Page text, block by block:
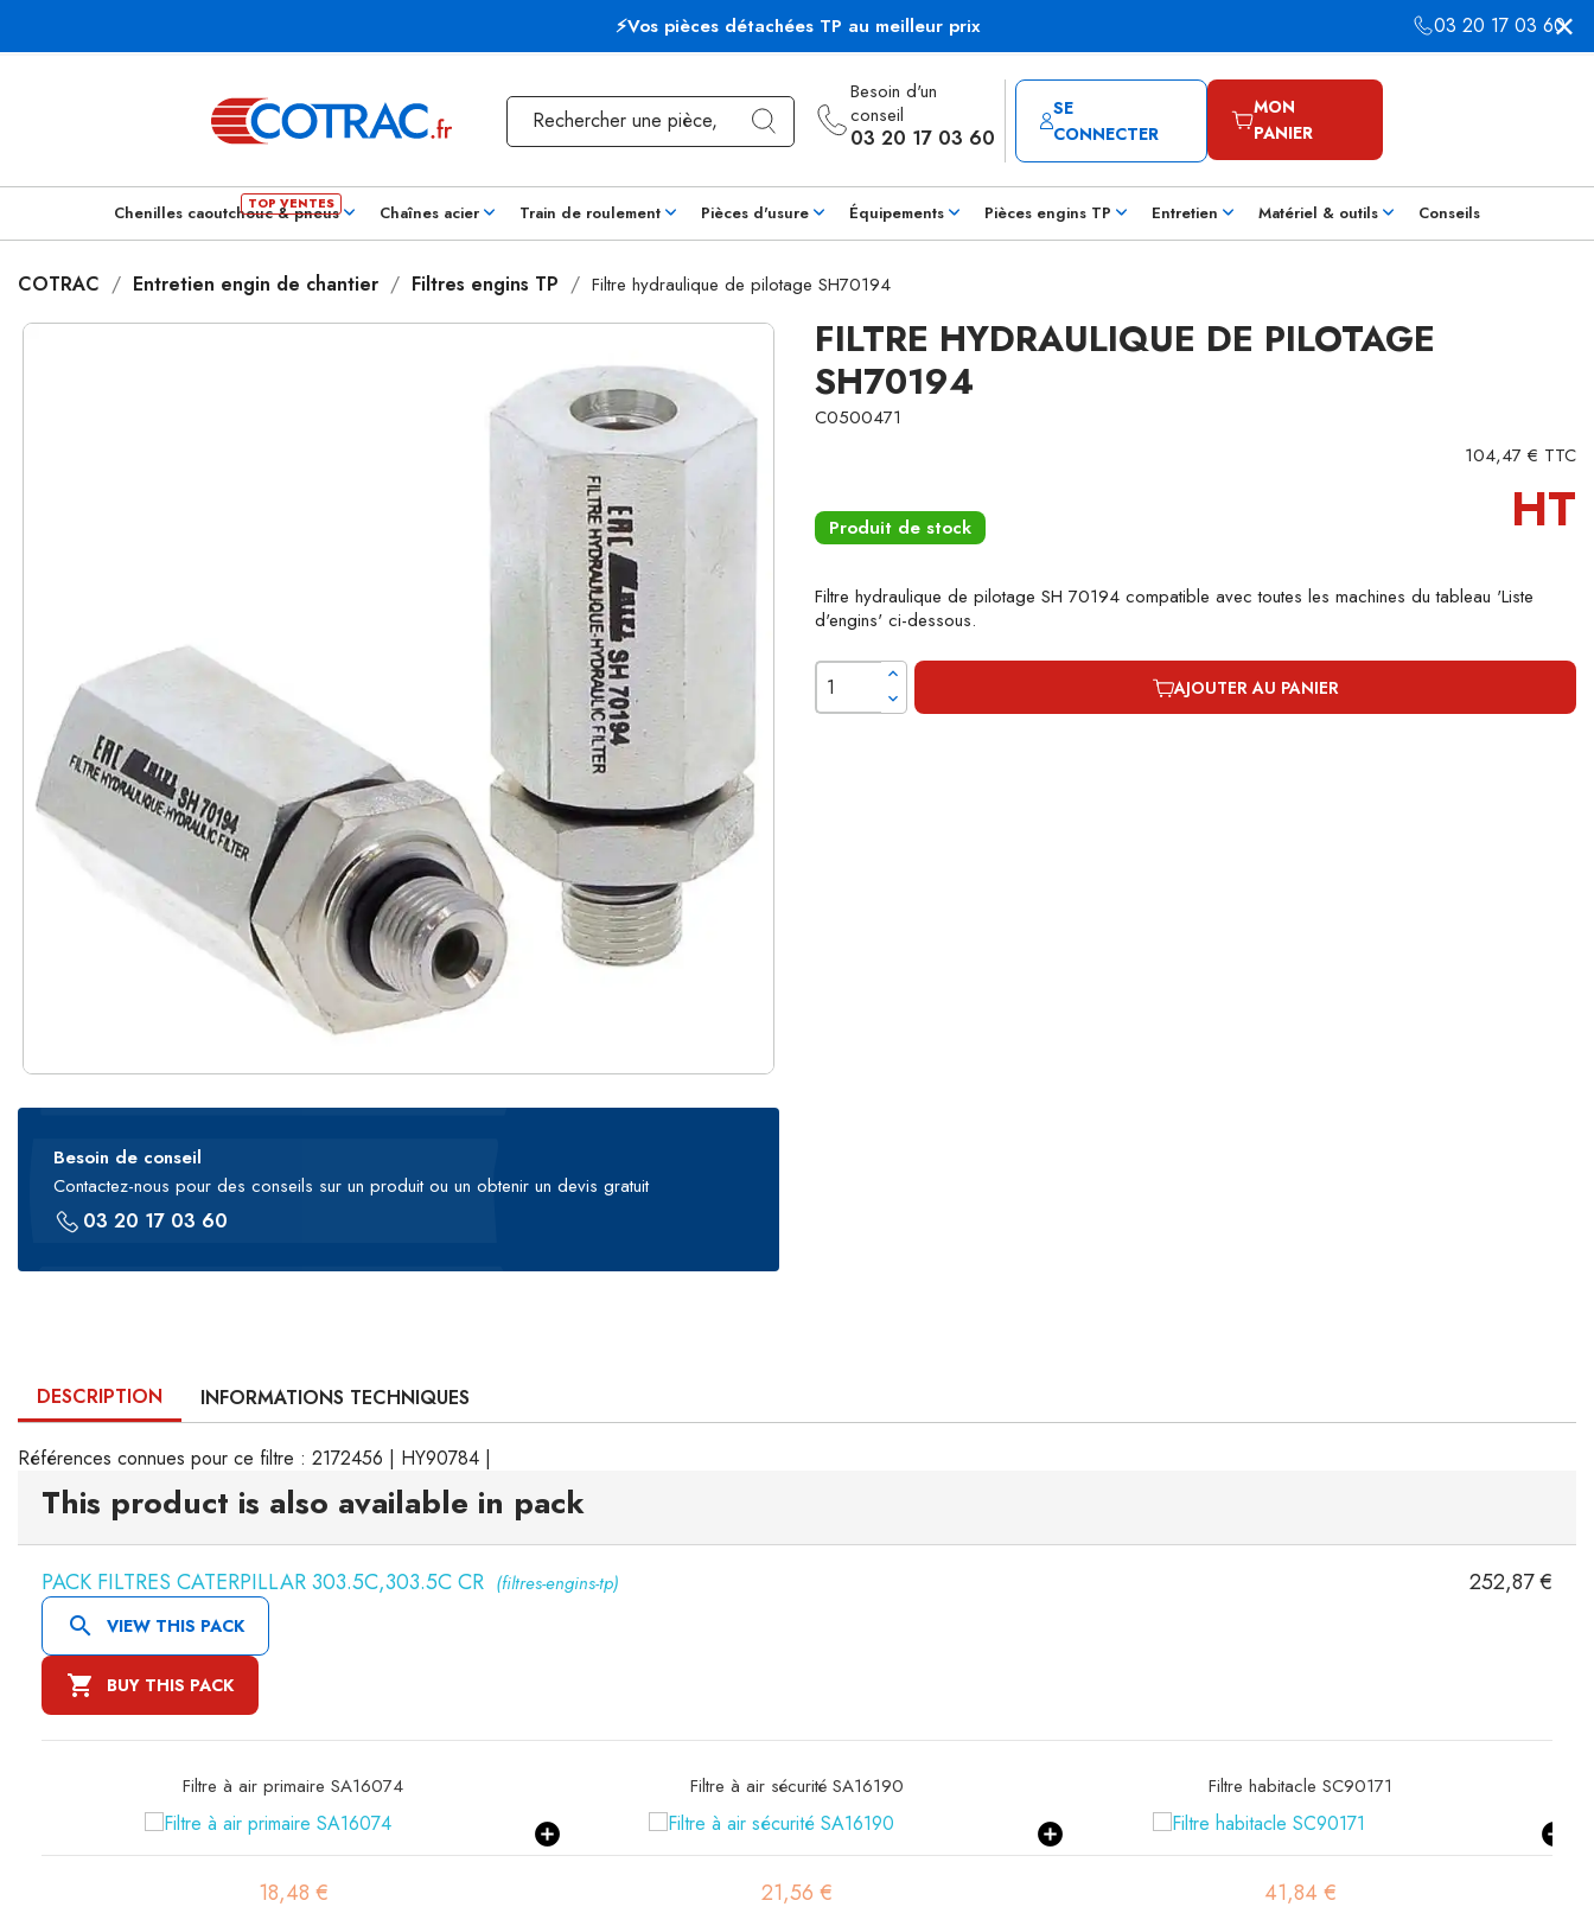
⚡Vos pièces détachées TP au meilleur prix 03 20 17 03 60
Besoin d'un
conseil
03 20 17 03 60
SE
CONNECTER
MON
PANIER
Chenilles caoutchouc & pneus Chaînes acier Train de roulement Pièces d'usure Équipements Pièces engins TP Entretien Matériel & outils Conseils
COTRAC Entretien engin de chantier Filtres engins TP Filtre hydraulique de pilotage SH70194
Besoin de conseil
Contactez-nous pour des conseils sur un produit ou un obtenir un devis gratuit
03 20 17 03 60
FILTRE HYDRAULIQUE DE PILOTAGE
SH70194
C0500471
104,47 € TTC
Produit de stock HT
Filtre hydraulique de pilotage SH 70194 compatible avec toutes les machines du tableau 'Liste
d'engins' ci-dessous.
AJOUTER AU PANIER
DESCRIPTION INFORMATIONS TECHNIQUES
Références connues pour ce filtre : 2172456 | HY90784 |
This product is also available in pack
PACK FILTRES CATERPILLAR 303.5C,303.5C CR (filtres-engins-tp)
 VIEW THIS PACK
 BUY THIS PACK
252,87 €
Filtre à air sécurité SA16190
21,56 €
Filtre habitacle SC90171
41,84 €
Filtre hydraulique SH60267
21,32 €